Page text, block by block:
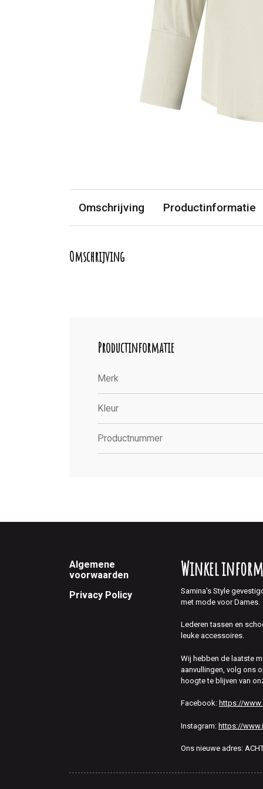
Omschrijving Productinformatie
Omschrijving
Productinformatie
Merk
Kleur
Productnummer
Footer
Algemene
voorwaarden
Privacy Policy
Winkel
Samina's Style
met mode voor Dames.
Lederen tassen en
leuke accessoires.
Wij hebben de laatste
aanvullingen, volg ons
hoogte te blijven van
Facebook: https://
Instagram: https://
Ons nieuwe adres: